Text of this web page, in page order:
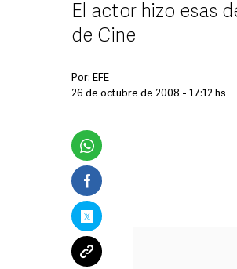
El actor hizo esas
de Cine
Por: EFE
26 de octubre de 2008 - 17:12 hs